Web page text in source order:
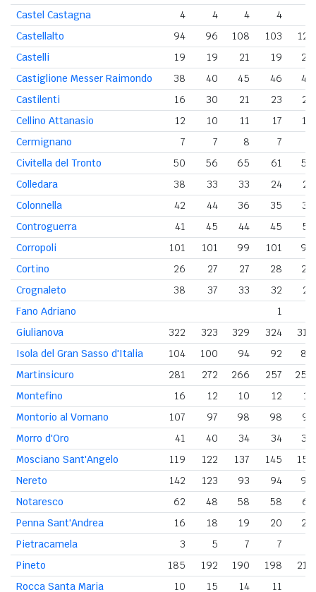
Castel Castagna
4 4 4 4
Castellalto
94 96 108 103
121
Castelli
19 19 21 19
20
Castiglione Messer Raimondo
38 40 45 46
40
Castilenti
16 30 21 23
23
Cellino Attanasio
12 10 11 17
16
Cermignano
7 7 8 7
Civitella del Tronto
50 56 65 61
59
Colledara
38 33 33 24
21
Colonnella
42 44 36 35
34
Controguerra
41 45 44 45
51
Corropoli
101 101 99 101
95
Cortino
26 27 27 28
25
Crognaleto
38 37 33 32
27
Fano Adriano
1
Giulianova
322 323 329 324
314
Isola del Gran Sasso d'Italia
104 100 94 92
86
Martinsicuro
281 272 266 257
250
Montefino
16 12 10 12
11
Montorio al Vomano
107 97 98 98
97
Morro d'Oro
41 40 34 34
38
Mosciano Sant'Angelo
119 122 137 145
151
Nereto
142 123 93 94
90
Notaresco
62 48 58 58
61
Penna Sant'Andrea
16 18 19 20
20
Pietracamela
3 5 7 7
Pineto
185 192 190 198
212
Rocca Santa Maria
10 15 14 11